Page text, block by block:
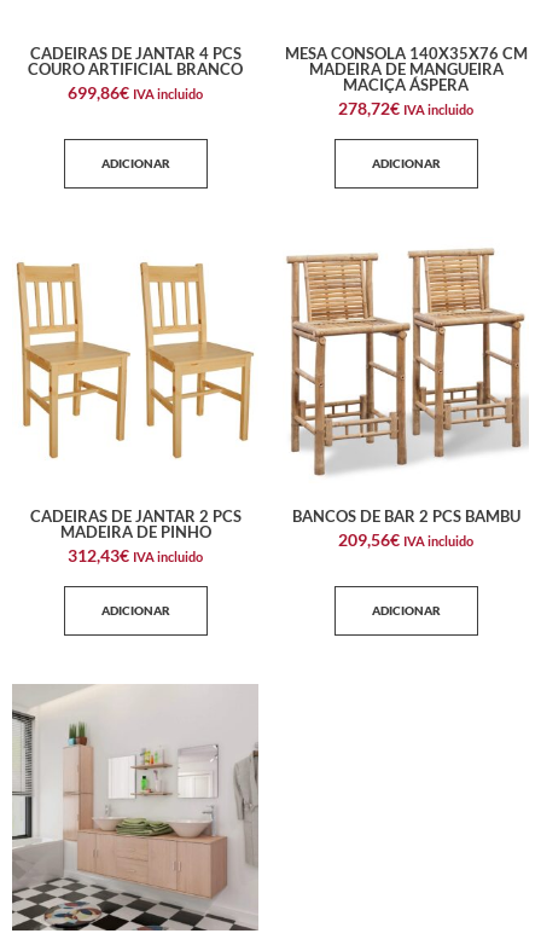
CADEIRAS DE JANTAR 4 PCS
COURO ARTIFICIAL BRANCO
699,86€ IVA incluido
ADICIONAR
MESA CONSOLA 140X35X76 CM
MADEIRA DE MANGUEIRA
MACIÇA ÁSPERA
278,72€ IVA incluido
ADICIONAR
CADEIRAS DE JANTAR 2 PCS
MADEIRA DE PINHO
312,43€ IVA incluido
ADICIONAR
BANCOS DE BAR 2 PCS BAMBU
209,56€ IVA incluido
ADICIONAR